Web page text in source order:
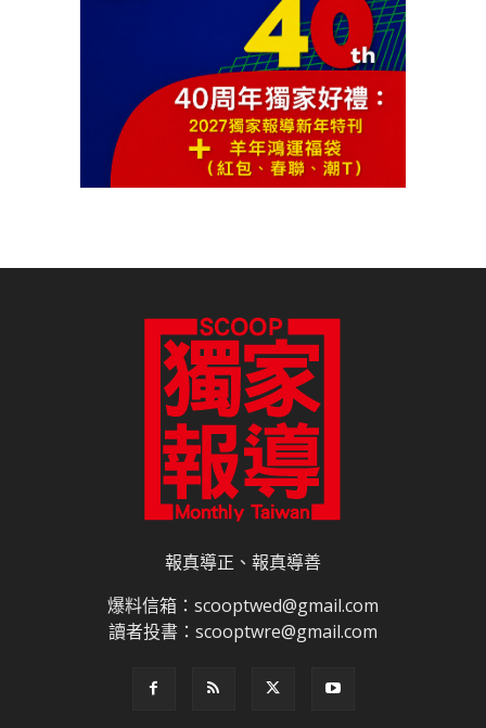
報真導正、報真導善
爆料信箱：scooptwed@gmail.com
讀者投書：scooptwre@gmail.com